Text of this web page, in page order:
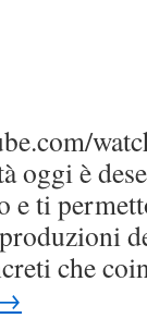
oggi è
e ti
che